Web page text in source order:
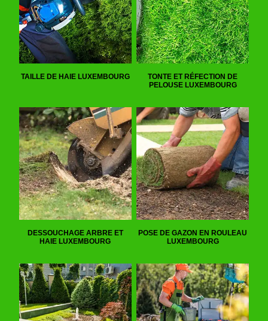
TAILLE DE HAIE LUXEMBOURG
TONTE ET RÉFECTION DE
PELOUSE LUXEMBOURG
DESSOUCHAGE ARBRE ET
HAIE LUXEMBOURG
POSE DE GAZON EN ROULEAU
LUXEMBOURG